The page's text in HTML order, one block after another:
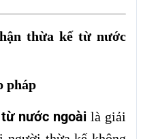
thừa kế từ nước
pháp
nước ngoàilà giải